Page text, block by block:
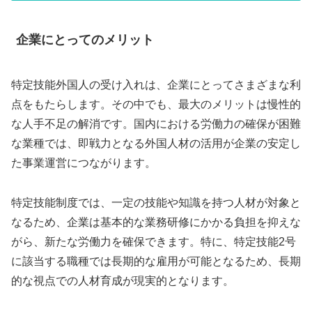
企業にとってのメリット
特定技能外国人の受け入れは、企業にとってさまざまな利
点をもたらします。その中でも、最大のメリットは慢性的
な人手不足の解消です。国内における労働力の確保が困難
な業種では、即戦力となる外国人材の活用が企業の安定し
た事業運営につながります。
特定技能制度では、一定の技能や知識を持つ人材が対象と
なるため、企業は基本的な業務研修にかかる負担を抑えな
がら、新たな労働力を確保できます。特に、特定技能2号
に該当する職種では長期的な雇用が可能となるため、長期
的な視点での人材育成が現実的となります。